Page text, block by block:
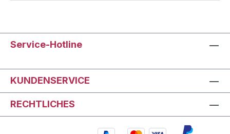
Service-Hotline
KUNDENSERVICE
RECHTLICHES